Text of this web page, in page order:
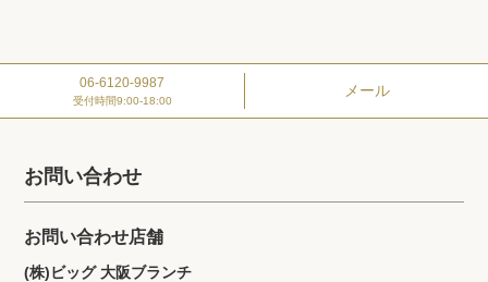
06-6120-9987
受付時間9:00-18:00
メール
お問い合わせ
お問い合わせ店舗
(株)ビッグ 大阪ブランチ